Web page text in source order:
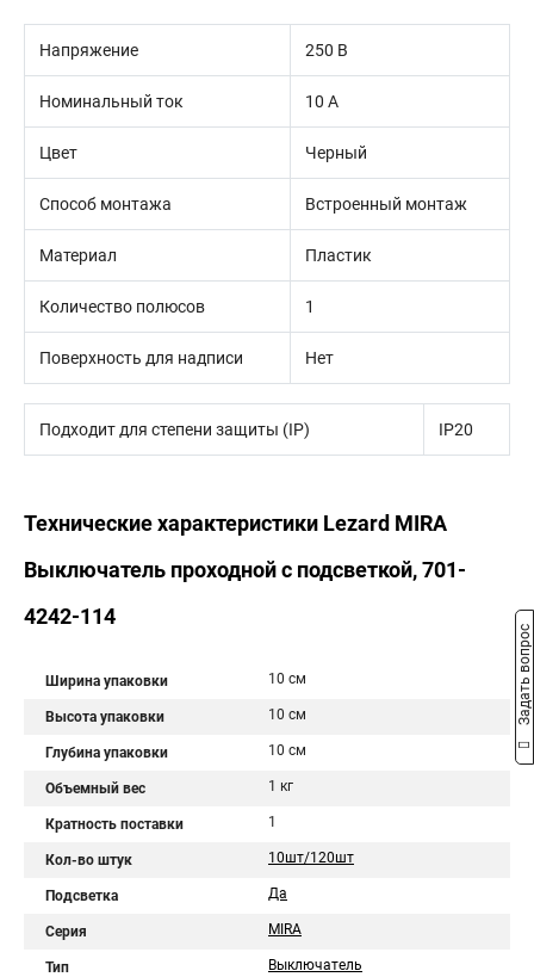
Напряжение 250 В
Номинальный ток 10 А
Цвет Черный
Способ монтажа Встроенный монтаж
Материал Пластик
Количество полюсов 1
Поверхность для надписи Нет
Подходит для степени защиты (IP) IP20
Технические характеристики Lezard MIRA
Выключатель проходной с подсветкой, 701-
4242-114
Ширина упаковки 10 см
Высота упаковки 10 см
Глубина упаковки 10 см
Объемный вес 1 кг
Кратность поставки 1
Кол-во штук 10шт/120шт
Подсветка Да
Серия MIRA
Тип Выключатель
Задать вопрос